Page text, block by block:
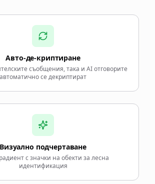
Авто-де-криптиране
съобщения, така и AI отговорите
автоматично се декриптират
Визуално подчертаване
с значки на обекти за лесна
идентификация